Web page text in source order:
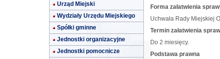
Urząd Miejski
Wydziały Urzędu Miejskiego
Spółki gminne
Jednostki organizacyjne
Jednostki pomocnicze
Forma załatwienia
Uchwała Rady Miejskiej
Termin załatwienia
Do 2 miesięcy.
Podstawa prawna